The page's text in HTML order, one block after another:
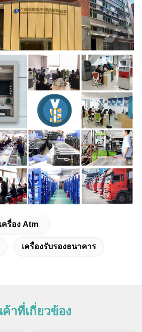
ครื่อง Atm
เครื่องรับรองธนาคาร
าที่เกี่ยวข้อง